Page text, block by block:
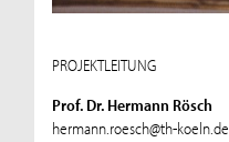
PROJEKTLEITUNG
Prof. Dr. Hermann Rösch
hermann.roesch@th-koeln.de